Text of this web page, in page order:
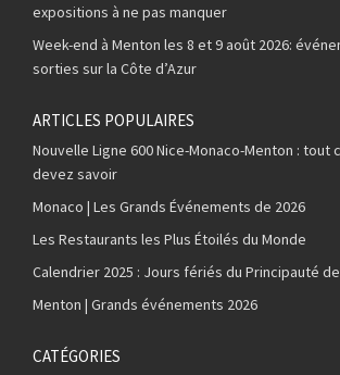
expositions à ne pas manquer
Week-end à Menton les 8 et 9 août 2026:
sorties sur la Côte d’Azur
ARTICLES POPULAIRES
Nouvelle Ligne 600 Nice-Monaco-Menton : tout
devez savoir
Monaco | Les Grands Événements de 2026
Les Restaurants les Plus Étoilés du Monde
Calendrier 2025 : Jours fériés du Principauté
Menton | Grands événements 2026
CATÉGORIES